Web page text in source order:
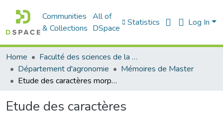
Communities
& Collections
All of
DSpace
Statistics Log In
Home
Faculté des sciences de la nature et de la vie
Département d'agronomie
Mémoires de Master
Etude des caractères morphologiques des Chevaux Barbes
Etude des caractères